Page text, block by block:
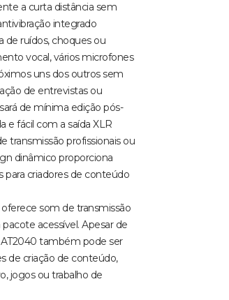
a curta distância sem
integrado
de ruídos, choques ou
vocal, vários microfones
uns dos outros sem
de entrevistas ou
de mínima edição pós-
e fácil com a saída XLR
transmissão profissionais ou
dinâmico proporciona
para criadores de conteúdo
som de transmissão
acessível. Apesar de
também pode ser
de criação de conteúdo,
jogos ou trabalho de